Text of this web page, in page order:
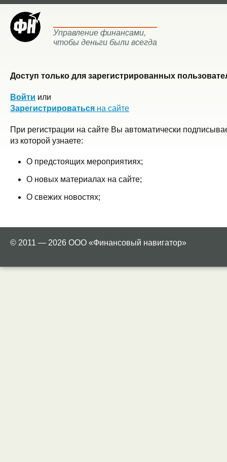
Управление финансами,
чтобы деньги были всегда
Доступ только для зарегистрированных
Войти или
Зарегистрироваться на сайте
При регистрации на сайте Вы автоматически
из которой узнаете:
О предстоящих мероприятиях;
О новых материалах на сайте;
О свежих новостях;
© 2011 — 2026 ООО «Финансовый навигатор»